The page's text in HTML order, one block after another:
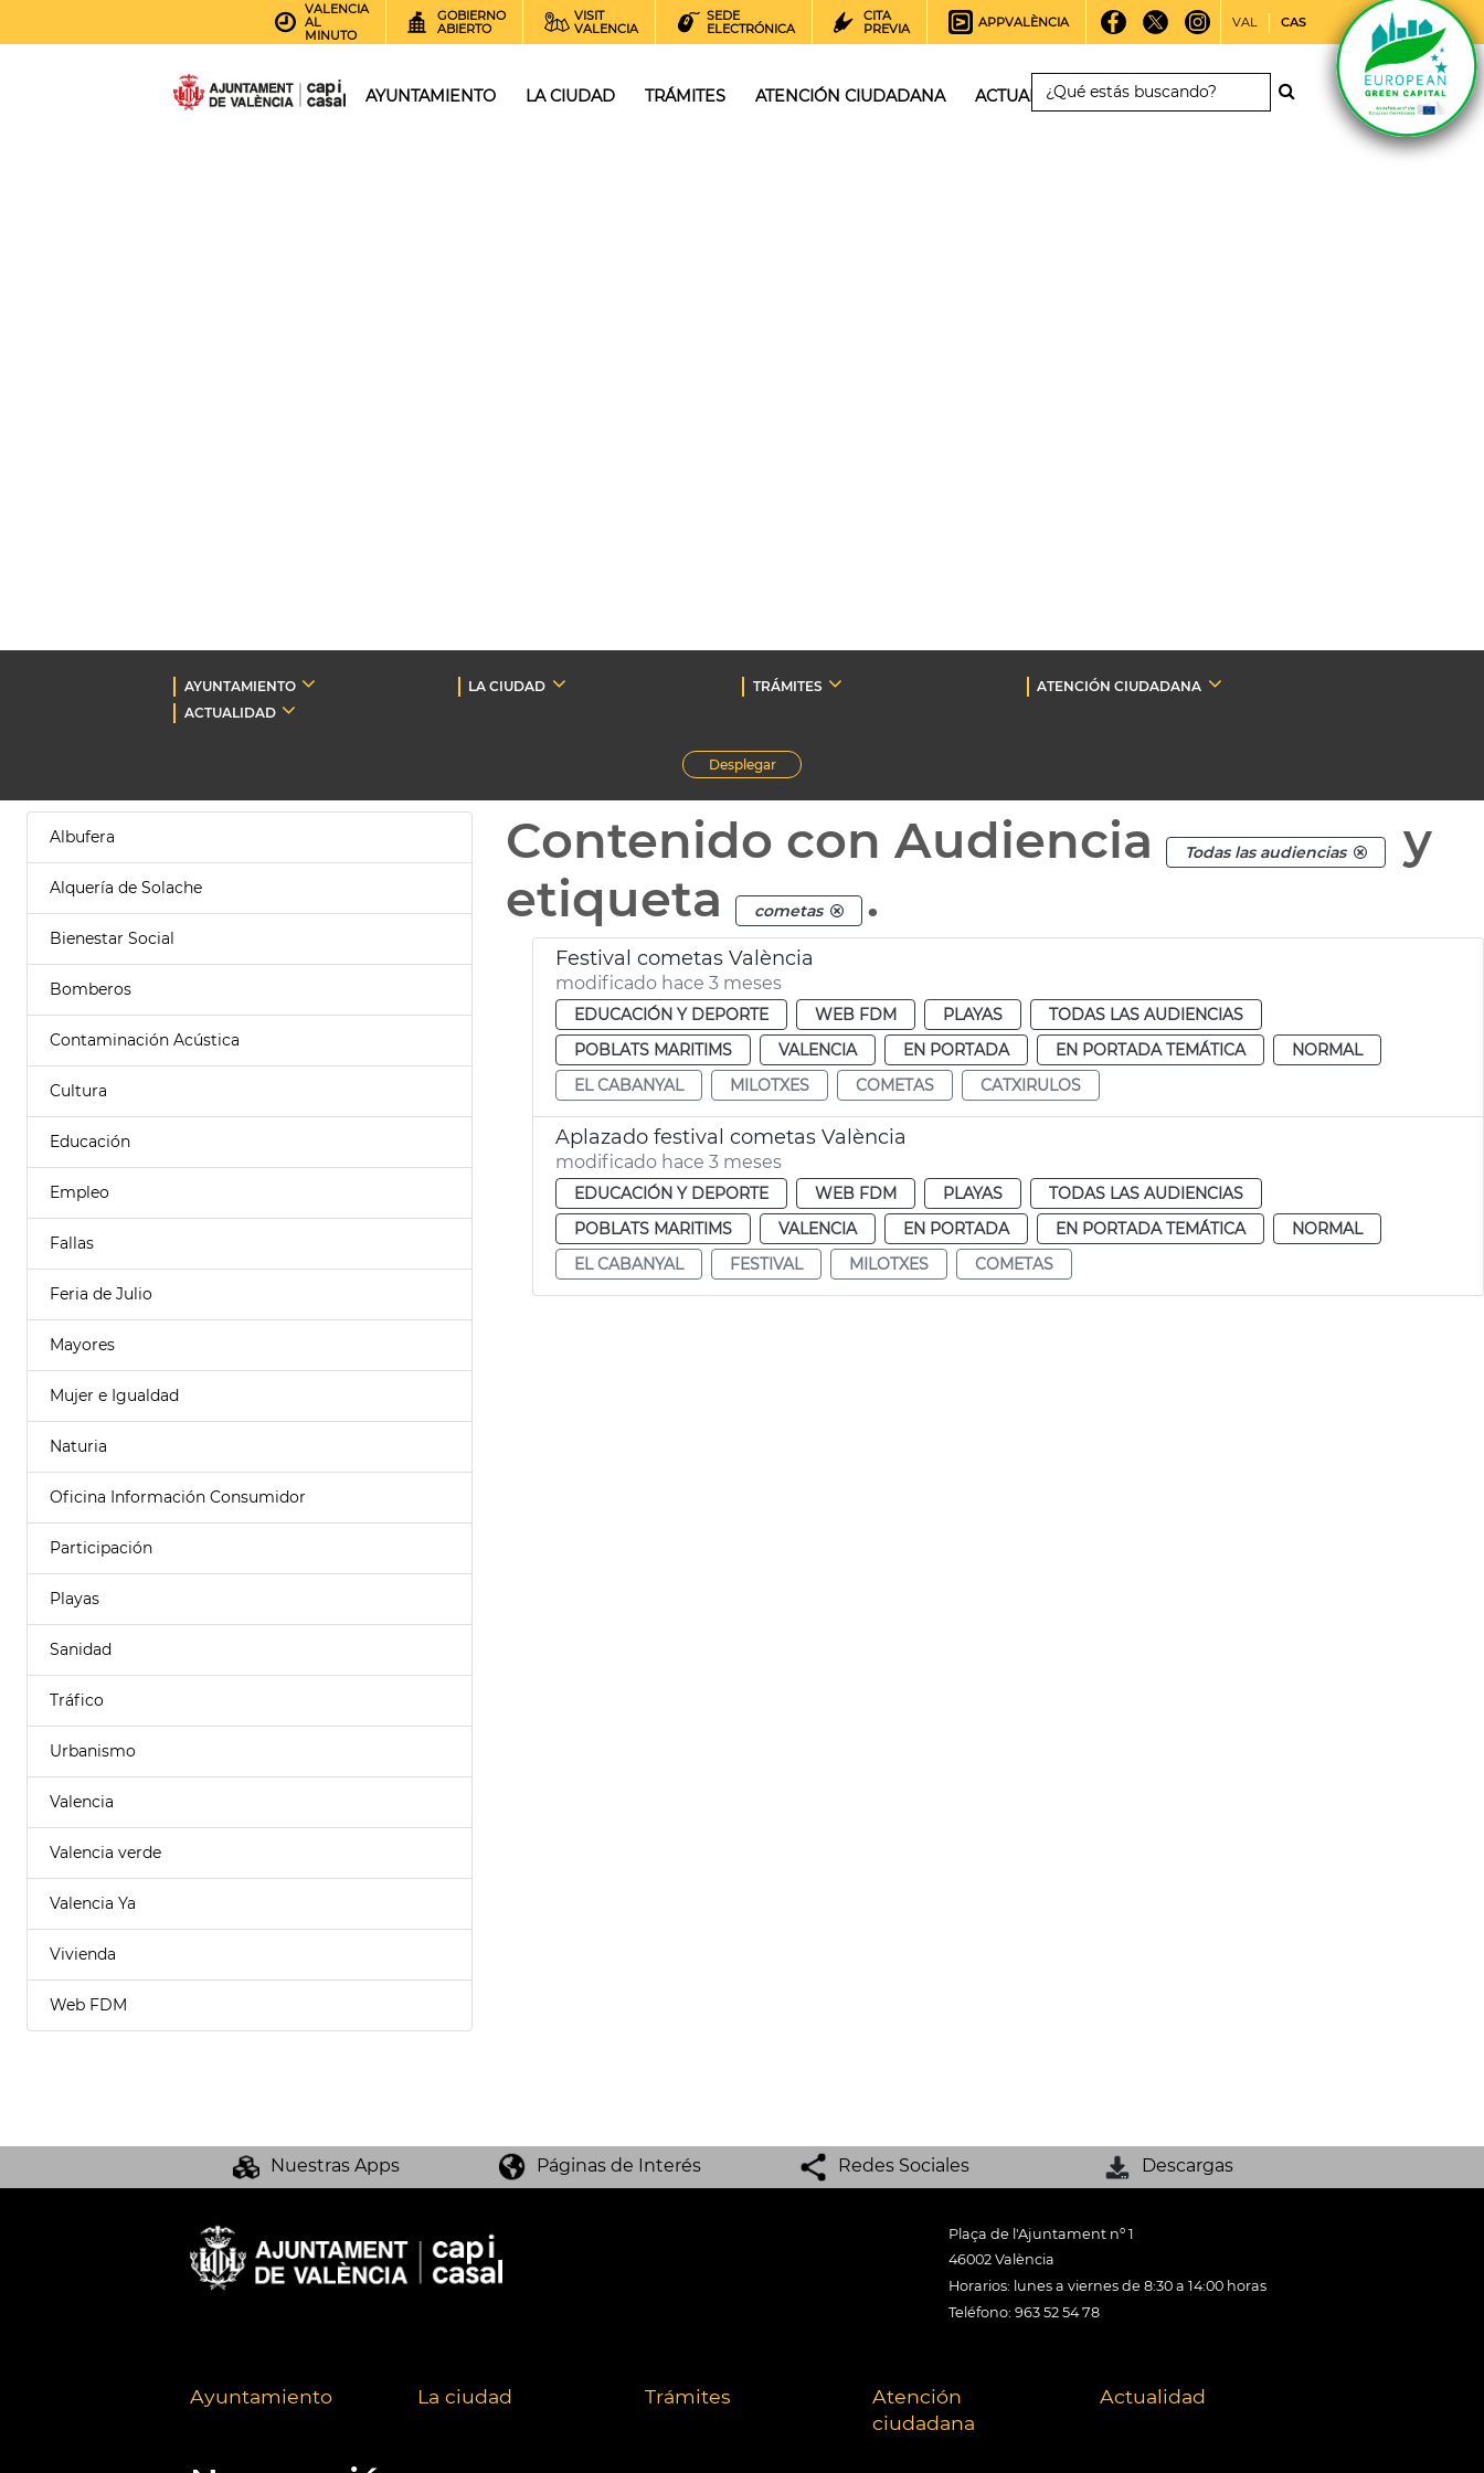
VALENCIA
AL
MINUTO
GOBIERNO
ABIERTO
VISIT
VALENCIA
SEDE
ELECTRÓNICA
CITA
PREVIA
APPVALÈNCIA VAL CAS
AYUNTAMIENTO LA CIUDAD TRÁMITES ATENCIÓN CIUDADANA ACTUALIDAD
AYUNTAMIENTO LA CIUDAD TRÁMITES
ATENCIÓN CIUDADANA
ACTUALIDAD
Desplegar
Albufera
Alquería de Solache
Bienestar Social
Bomberos
Contaminación Acústica
Cultura
Educación
Empleo
Fallas
Feria de Julio
Mayores
Mujer e Igualdad
Naturia
Oficina Información Consumidor
Participación
Playas
Sanidad
Tráfico
Urbanismo
Valencia
Valencia verde
Valencia Ya
Vivienda
Web FDM
Contenido con Audiencia Todas las audiencias
y
etiqueta
cometas .
Festival cometas València
modificado hace 3 meses
EDUCACIÓN Y DEPORTE WEB FDM PLAYAS
TODAS LAS AUDIENCIAS
POBLATS MARITIMS
VALENCIA EN PORTADA EN PORTADA TEMÁTICA
NORMAL
EL CABANYAL
MILOTXES COMETAS CATXIRULOS
Aplazado festival cometas València
modificado hace 3 meses
EDUCACIÓN Y DEPORTE WEB FDM PLAYAS
TODAS LAS AUDIENCIAS
POBLATS MARITIMS
VALENCIA EN PORTADA EN PORTADA TEMÁTICA
NORMAL
EL CABANYAL
FESTIVAL MILOTXES COMETAS
Nuestras Apps Páginas de Interés Redes Sociales Descargas
Plaça de l'Ajuntament nº 1
46002 València
Horarios: lunes a viernes de 8:30 a 14:00 horas
Teléfono: 963 52 54 78
Ayuntamiento La ciudad Trámites
Atención
ciudadana
Actualidad